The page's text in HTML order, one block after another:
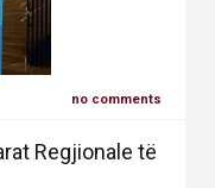
no comments
Regjionale të